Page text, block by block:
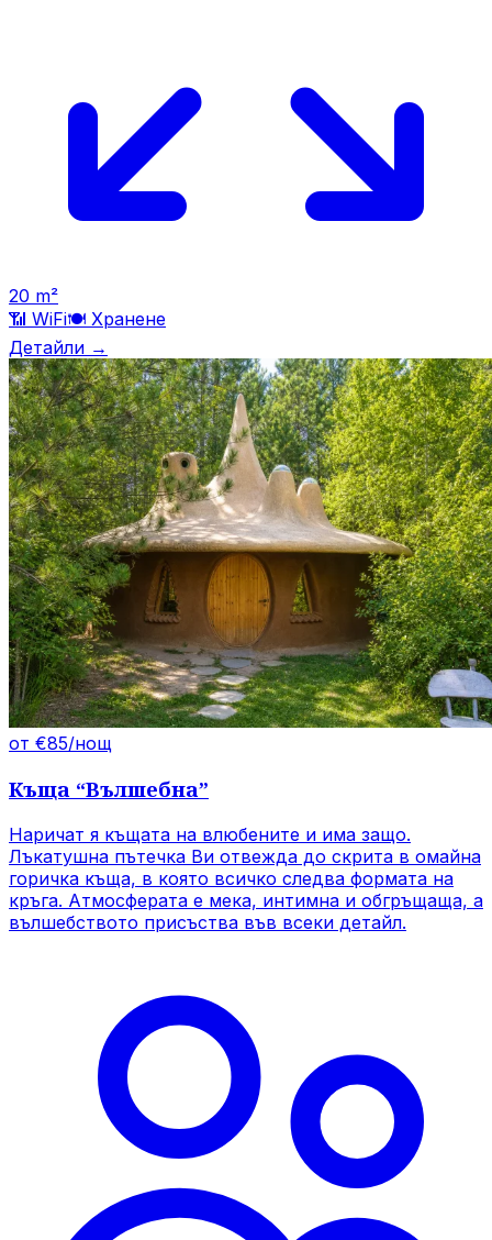
20 m²
📶 WiFi🍽️ Хранене
Детайли →
от €85/нощ
Къща “Вълшебна”
Наричат я къщата на влюбените и има защо.
Лъкатушна пътечка Ви отвежда до скрита в омайна
горичка къща, в която всичко следва формата на
кръга. Атмосферата е мека, интимна и обгръщаща, а
вълшебството присъства във всеки детайл.